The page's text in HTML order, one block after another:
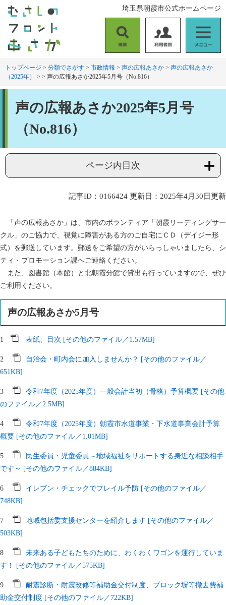
。
て
索
用
者
別
ニ
ュ
埼玉県朝霞市公式ホームページ
トップページ > 分類でさがす > 市政情報 > 声の広報あさか > 声の広報あさか
（2025年）
> > 声の広報あさか2025年5月号（No.816）
声の広報あさか2025年5月号
（No.816）
ページ内目次
記事ID：0166424 更新日：2025年4月30日更新
「声の広報あさか」は、市内のボランティア「朝霞リーディングサー
クル」のご協力で、視覚に障害がある方のご自宅にＣＤ（デイジー形
式）を郵送しています。郵送をご希望の方がいらっしゃいましたら、シ
ティ・プロモーション課へご連絡ください。
また、図書館（本館）と北朝霞分館で貸出も行っていますので、ぜひ
ご利用ください。
声の広報あさか5月号
1 表紙、目次 [その他のファイル／1.57MB]
2
自治会・町内会に加入しませんか？ [その他のファイル／
651KB]
3
令和7年度（2025年度）一般会計当初（骨格）予算概要 [その他
のファイル／2.5MB]
4
令和7年度（2025年度）朝霞市水道事業・下水道事業会計予算
概要 [その他のファイル／1.01MB]
5
民生委員・児童委員～地域福祉をサポートする身近な相談相手
です～ [その他のファイル／884KB]
6
イレブン・チェックでフレイル予防 [その他のファイル／
748KB]
7
地域包括委支援センターを紹介します [その他のファイル／
503KB]
8
未来ある子どもたちのために、わくわくワゴンを運行していま
す！ [その他のファイル／575KB]
9
耐震診断・耐震改修等補助金交付制度、ブロック塀等撤去費補
助金交付制度 [その他のファイル／722KB]